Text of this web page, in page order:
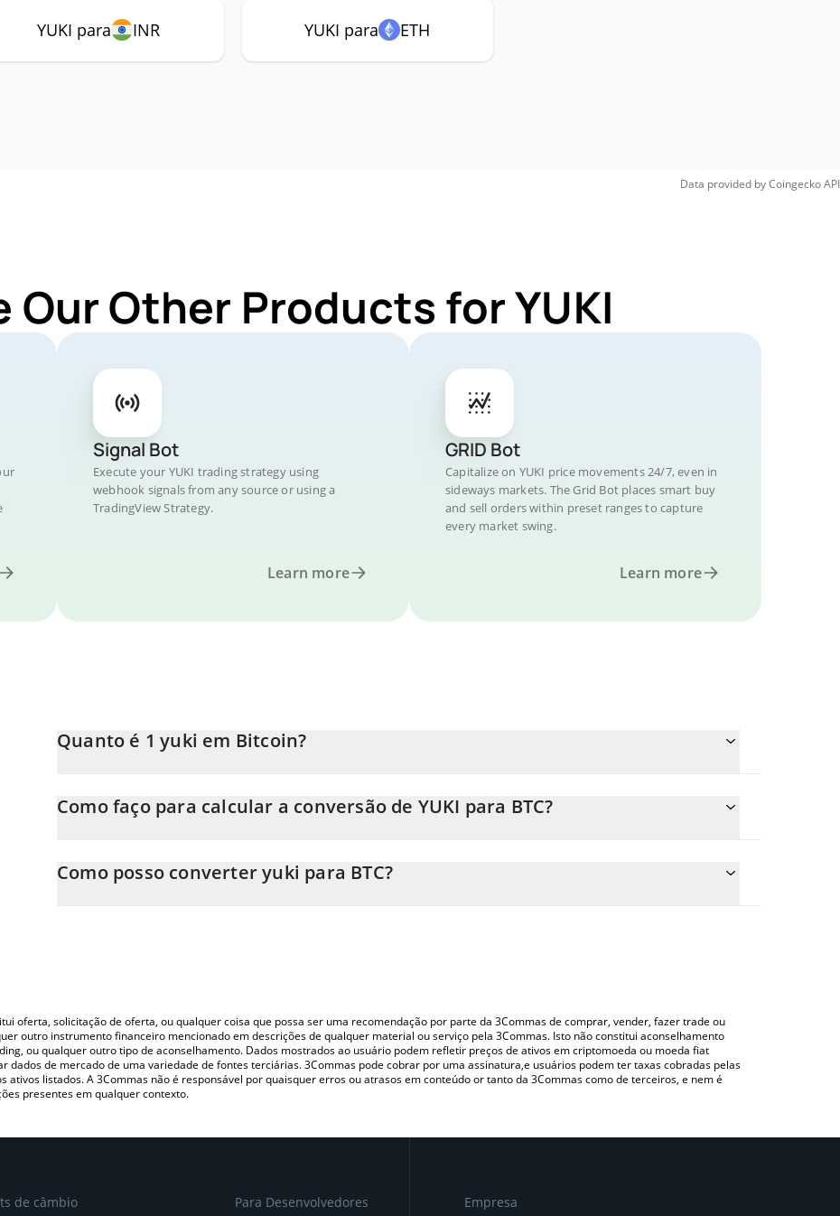
YUKI para INR YUKI para ETH
Data provided byCoingeckoAPI
Our Other Products for YUKI
Signal Bot
Execute your YUKI trading strategy using
webhook signals from any source or using a
TradingView Strategy.
Learn more
GRID Bot
Capitalize on YUKI price movements 24/7, even in
sideways markets. The Grid Bot places smart buy
and sell orders within preset ranges to capture
every market swing.
Learn more
Quanto é 1 yuki em Bitcoin?
Neste momento, 1 yuki equivale a 5.84575e-10 BTC
Como faço para calcular a conversão de YUKI para BTC?
inserindo a quantidade de yuki no campo correspondente e converterá automaticamente o valor em Bitcoin (BTC).
Como posso converter yuki para BTC?
oferta, solicitação de oferta, ou qualquer coisa que possa ser uma recomendação por parte da 3Commas de comprar, vender, fazer trade ou
outro instrumento financeiro mencionado em descrições de qualquer material ou serviço pela 3Commas. Isto não constitui aconselhamento
ou qualquer outro tipo de aconselhamento. Dados mostrados ao usuário podem refletir preços de ativos em criptomoeda ou moeda fiat
dados de mercado de uma variedade de fontes terciárias. 3Commas pode cobrar por uma assinatura,e usuários podem ter taxas cobradas pelas
ativos listados. A 3Commas não é responsável por quaisquer erros ou atrasos em conteúdo or tanto da 3Commas como de terceiros, e nem é
presentes em qualquer contexto.
de câmbio Para Desenvolvedores Empresa